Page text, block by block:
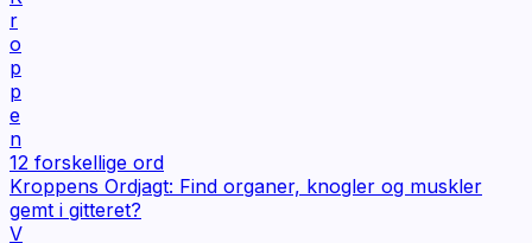
r
o
p
p
e
n
12 forskellige ord
Kroppens Ordjagt: Find organer, knogler og muskler
gemt i gitteret?
V